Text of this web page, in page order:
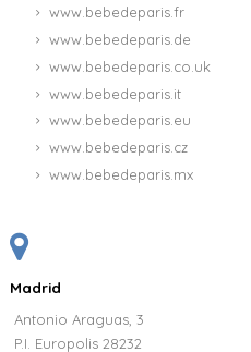
www.bebedeparis.fr
www.bebedeparis.de
www.bebedeparis.co.uk
www.bebedeparis.it
www.bebedeparis.eu
www.bebedeparis.cz
www.bebedeparis.mx
Madrid
Antonio Araguas, 3
P.I. Europolis 28232